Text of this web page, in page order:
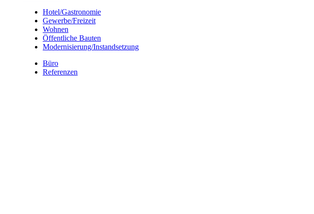
Hotel/Gastronomie
Gewerbe/Freizeit
Wohnen
Öffentliche Bauten
Modernisierung/Instandsetzung
Büro
Referenzen